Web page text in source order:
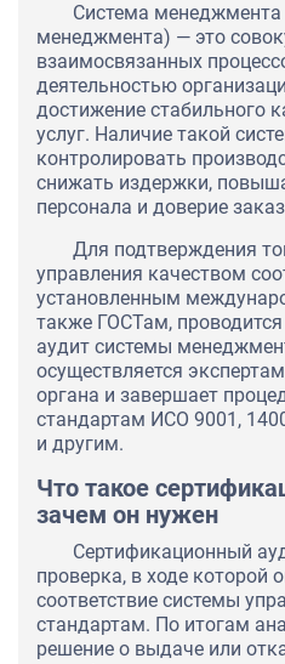
Система
менеджмента) — это
взаимосвязанных
деятельностью
достижение стабильного
услуг. Наличие такой
контролировать
снижать издержки,
персонала и доверие
Для подтверждения
управления качеством
установленным
также ГОСТам,
аудит системы
осуществляется
органа и завершает
стандартам ИСО 9001,
и другим.
Что такое
зачем он нужен
Сертификационный
проверка, в ходе которой
соответствие системы
стандартам. По итогам
решение о выдаче или